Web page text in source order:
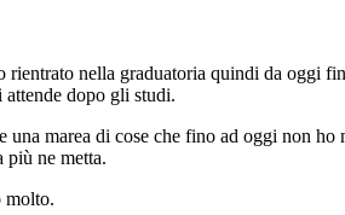
nella graduatoria quindi da oggi
attende dopo gli studi.
marea di cose che fino ad oggi non
più ne metta.
molto.